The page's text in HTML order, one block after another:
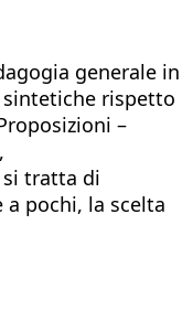
generale in
rispetto
–
si tratta di
pochi, la scelta